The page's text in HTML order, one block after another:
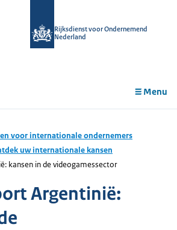
Rijksdienst voor Ondernemend
Nederland
Menu
voor internationale ondernemers
uw internationale kansen
kansen in de videogamessector
Argentinië: